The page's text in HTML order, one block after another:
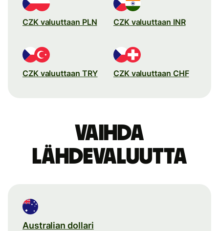
CZK valuuttaan PLN CZK valuuttaan INR
CZK valuuttaan TRY CZK valuuttaan CHF
Vaihda
lähdevaluutta
Australian dollari